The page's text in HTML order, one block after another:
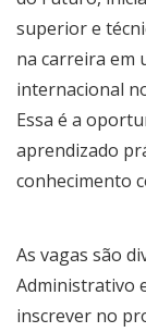
superior e
na carreira em
internacional
Essa é a
aprendizado
conhecimento
As vagas são
Administrativo
inscrever no